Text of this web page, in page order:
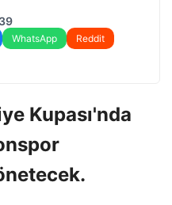
WhatsApp
Reddit
Kupası'nda